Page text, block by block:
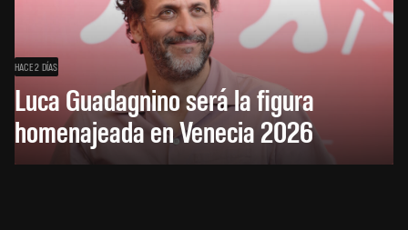
HACE 2 DÍAS
Luca Guadagnino será la figura
homenajeada en Venecia 2026